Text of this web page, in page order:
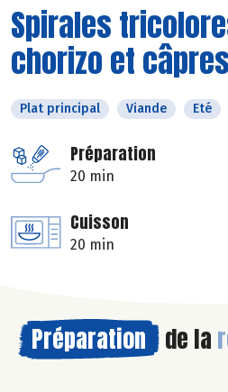
Spirales
chorizo et câpres
Plat principal Viande Eté
Préparation
20 min
Cuisson
20 min
Préparation de la